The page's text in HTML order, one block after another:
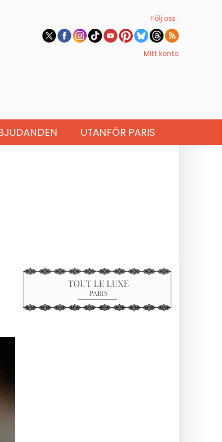
Följ oss :
Mitt konto
UTANFÖR PARIS